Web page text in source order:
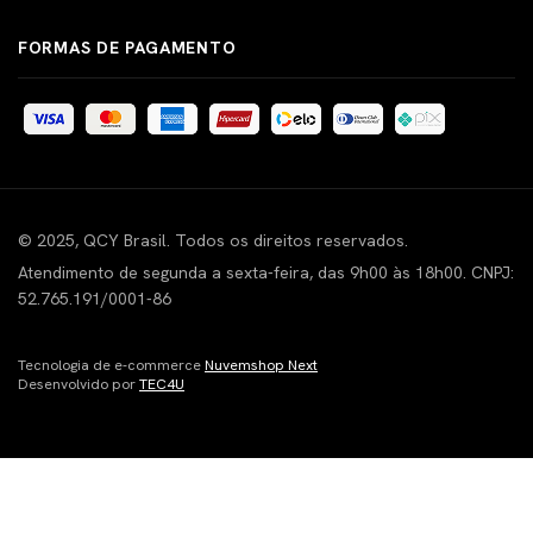
FORMAS DE PAGAMENTO
© 2025, QCY Brasil. Todos os direitos reservados.
Atendimento de segunda a sexta-feira, das 9h00 às 18h00. CNPJ:
52.765.191/0001-86
Tecnologia de e-commerceNuvemshop Next
Desenvolvido porTEC4U